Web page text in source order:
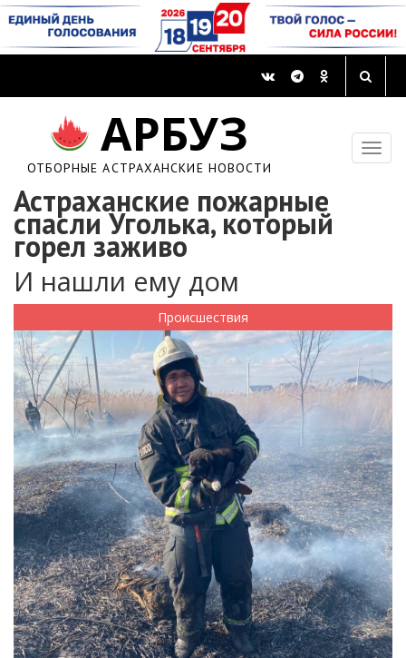
АРБУЗ
ОТБОРНЫЕ АСТРАХАНСКИЕ НОВОСТИ
Астраханские пожарные
спасли Уголька, который
горел заживо
И нашли ему дом
Происшествия